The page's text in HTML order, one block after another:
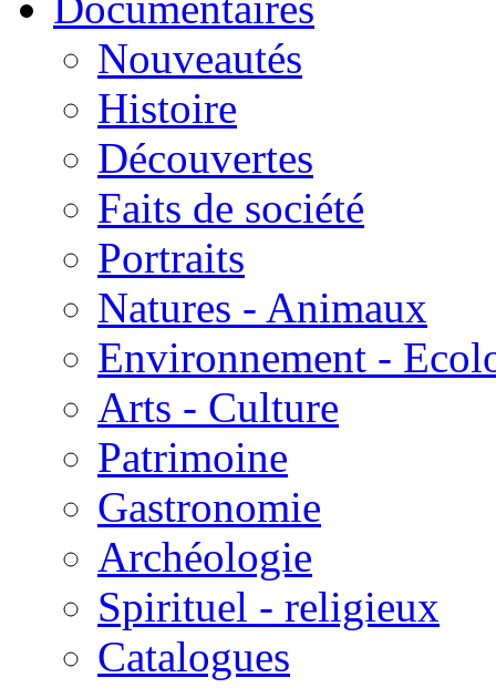
Nouveautés
Histoire
Découvertes
Faits de société
Portraits
Natures - Animaux
Environnement -
Arts - Culture
Patrimoine
Gastronomie
Archéologie
Spirituel - religieux
Catalogues